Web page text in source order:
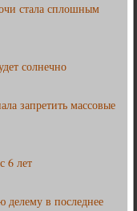
стала сплошным
солнечно
запретить массовые
6 лет
в последнее